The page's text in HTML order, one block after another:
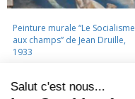
Peinture murale “Le Socialisme
aux champs” de Jean Druille,
1933